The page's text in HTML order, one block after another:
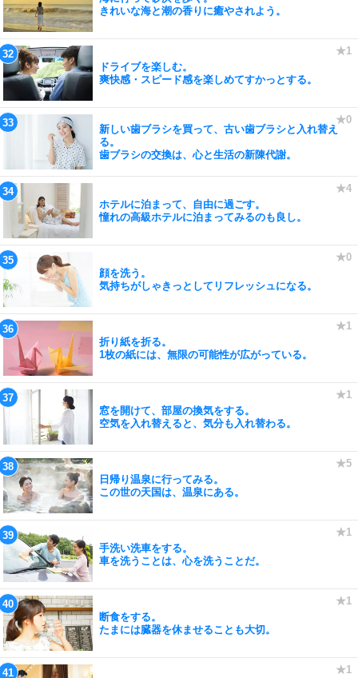
きれいな海と潮の香りに癒やされよう。
ドライブを楽しむ。
爽快感・スピード感を楽しめてすかっとする。
新しい歯ブラシを買って、古い歯ブラシと入れ替え
る。
歯ブラシの交換は、心と生活の新陳代謝。
ホテルに泊まって、自由に過ごす。
憧れの高級ホテルに泊まってみるのも良し。
顔を洗う。
気持ちがしゃきっとしてリフレッシュになる。
折り紙を折る。
1枚の紙には、無限の可能性が広がっている。
窓を開けて、部屋の換気をする。
空気を入れ替えると、気分も入れ替わる。
日帰り温泉に行ってみる。
この世の天国は、温泉にある。
手洗い洗車をする。
車を洗うことは、心を洗うことだ。
断食をする。
たまには臓器を休ませることも大切。